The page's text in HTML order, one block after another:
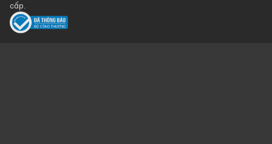
cấp.